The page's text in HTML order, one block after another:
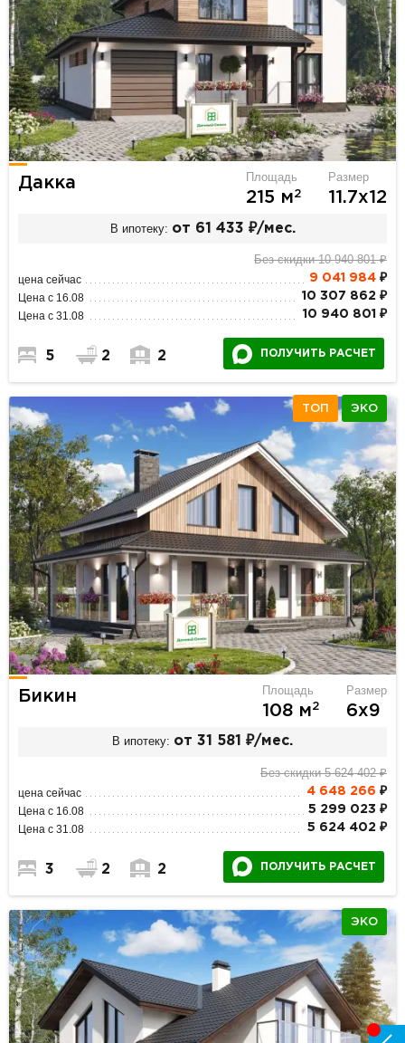
Дакка Площадь
215 м2
Размер
11.7х12
В ипотеку: от 61 433 ₽/мес.
Без скидки 10 940 801 ₽
цена сейчас 9 041 984₽
Цена с 16.08 10 307 862 ₽
Цена с 31.08 10 940 801 ₽
5 2 2 ПОЛУЧИТЬ РАСЧЕТ
ТОП ЭКО
Бикин Площадь
108 м2
Размер
6х9
В ипотеку: от 31 581 ₽/мес.
Без скидки 5 624 402 ₽
цена сейчас 4 648 266 ₽
Цена с 16.08 5 299 023 ₽
Цена с 31.08 5 624 402 ₽
3 2 2 ПОЛУЧИТЬ РАСЧЕТ
ЭКО